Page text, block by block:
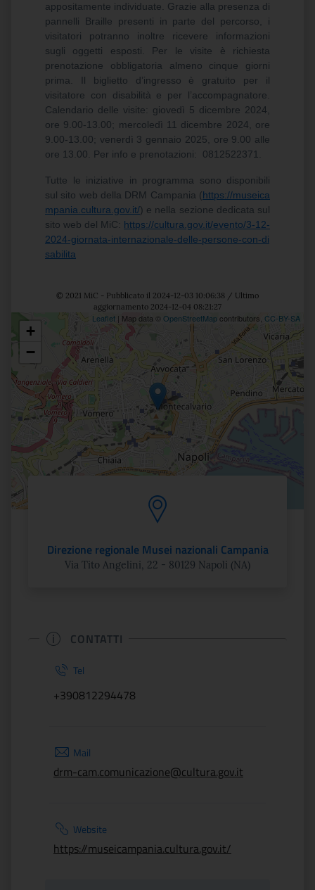
appositamente individuate. Grazie alla presenza di
pannelli Braille presenti in parte del percorso, i
visitatori potranno inoltre ricevere informazioni
sugli oggetti esposti. Per le visite è richiesta
prenotazione obbligatoria almeno cinque giorni
prima. Il biglietto d’ingresso è gratuito per il
visitatore con disabilità e per l’accompagnatore.
Calendario delle visite: giovedì 5 dicembre 2024,
ore 9.00-13.00; mercoledì 11 dicembre 2024, ore
9.00-13.00; venerdì 3 gennaio 2025, ore 9.00 alle
ore 13.00. Per info e prenotazioni: 0812522371.
Tutte le iniziative in programma sono disponibili
sul sito web della DRM Campania (https://museica
mpania.cultura.gov.it/) e nella sezione dedicata sul
sito web del MiC: https://cultura.gov.it/evento/3-12-
2024-giornata-internazionale-delle-persone-con-di
sabilita
© 2021 MiC - Pubblicato il 2024-12-03 10:06:38 / Ultimo
aggiornamento 2024-12-04 08:21:27
Posizione
+
−
Leaflet | Map data © OpenStreetMapcontributors, CC-BY-SA
Direzione regionale Musei nazionali Campania
Via Tito Angelini, 22 - 80129 Napoli (NA)
CONTATTI
Tel
+390812294478
Mail
drm-cam.comunicazione@cultura.gov.it
Website
https://museicampania.cultura.gov.it/